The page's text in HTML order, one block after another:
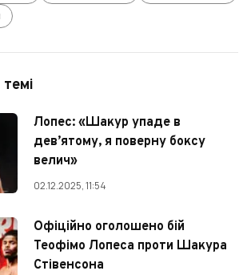
Лопес: «Шакур упаде в
дев’ятому, я поверну боксу
велич»
02.12.2025, 11:54
Офіційно оголошено бій
Теофімо Лопеса проти Шакура
Стівенсона